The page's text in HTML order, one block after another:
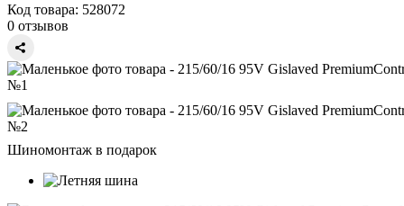
Код товара: 528072
0 отзывов
Шиномонтаж в подарок